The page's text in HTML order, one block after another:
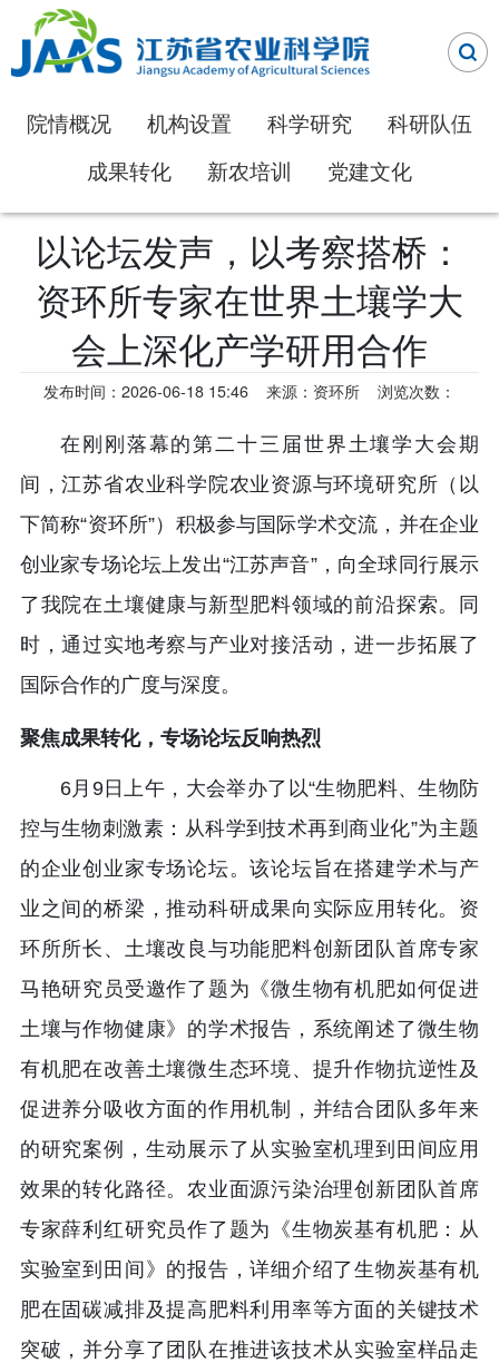
院情概况 机构设置 科学研究
科研队伍
成果转化
新农培训 党建文化
以论坛发声，以考察搭桥：
资环所专家在世界土壤学大
会上深化产学研用合作
发布时间：2026-06-18 15:46 来源：资环所 浏览次数：
在刚刚落幕的第二十三届世界土壤学大会期
间，江苏省农业科学院农业资源与环境研究所（以
下简称“资环所”）积极参与国际学术交流，并在企业
创业家专场论坛上发出“江苏声音”，向全球同行展示
了我院在土壤健康与新型肥料领域的前沿探索。同
时，通过实地考察与产业对接活动，进一步拓展了
国际合作的广度与深度。
聚焦成果转化，专场论坛反响热烈
6月9日上午，大会举办了以“生物肥料、生物防
控与生物刺激素：从科学到技术再到商业化”为主题
的企业创业家专场论坛。该论坛旨在搭建学术与产
业之间的桥梁，推动科研成果向实际应用转化。资
环所所长、土壤改良与功能肥料创新团队首席专家
马艳研究员受邀作了题为《微生物有机肥如何促进
土壤与作物健康》的学术报告，系统阐述了微生物
有机肥在改善土壤微生态环境、提升作物抗逆性及
促进养分吸收方面的作用机制，并结合团队多年来
的研究案例，生动展示了从实验室机理到田间应用
效果的转化路径。农业面源污染治理创新团队首席
专家薛利红研究员作了题为《生物炭基有机肥：从
实验室到田间》的报告，详细介绍了生物炭基有机
肥在固碳减排及提高肥料利用率等方面的关键技术
突破，并分享了团队在推进该技术从实验室样品走